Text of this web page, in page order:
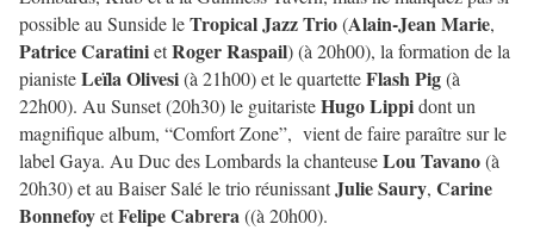
possible au Sunside leTropical Jazz Trio(Alain-Jean Marie,
Patrice CaratinietRoger Raspail) (à 20h00), la formation de la
pianisteLeïla Olivesi(à 21h00) et le quartetteFlash Pig(à
22h00). Au Sunset (20h30) le guitaristeHugo Lippidont un
magnifique album, “Comfort Zone”, vient de faire paraître sur le
label Gaya. Au Duc des Lombards la chanteuseLou Tavano(à
20h30) et au Baiser Salé le trio réunissantJulie Saury, Carine
BonnefoyetFelipe Cabrera ((à 20h00).